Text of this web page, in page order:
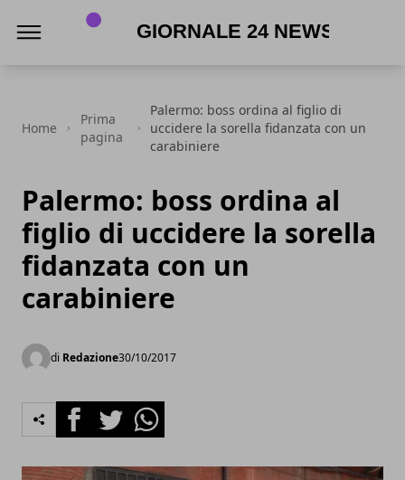
Home
Prima
pagina
Palermo: boss ordina al figlio di
uccidere la sorella fidanzata con un
carabiniere
Palermo: boss ordina al
figlio di uccidere la sorella
fidanzata con un
carabiniere
di Redazione30/10/2017
FacebookTwitterWhatsapp